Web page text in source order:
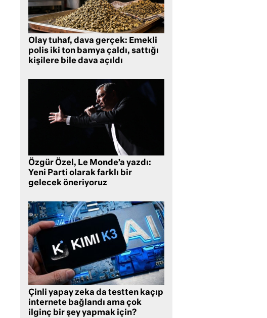
Olay tuhaf, dava gerçek: Emekli
polis iki ton bamya çaldı, sattığı
kişilere bile dava açıldı
Özgür Özel, Le Monde’a yazdı:
Yeni Parti olarak farklı bir
gelecek öneriyoruz
Çinli yapay zeka da testten kaçıp
internete bağlandı ama çok
ilginç bir şey yapmak için?